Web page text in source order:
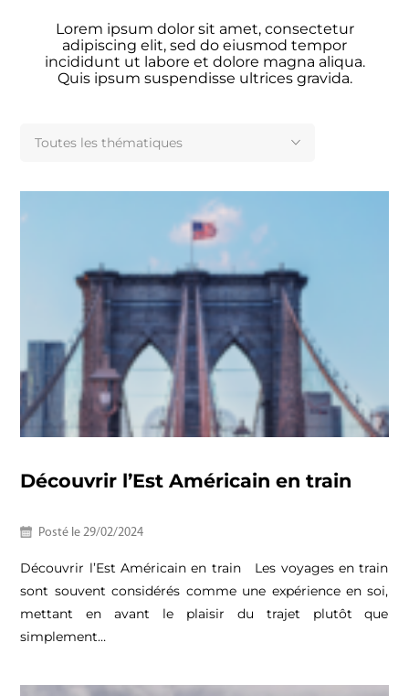
Lorem ipsum dolor sit amet, consectetur
adipiscing elit, sed do eiusmod tempor
incididunt ut labore et dolore magna aliqua.
Quis ipsum suspendisse ultrices gravida.
Toutes les thématiques
Découvrir l’Est Américain en train
Posté le29/02/2024
Découvrir l’Est Américain en train Les voyages en train
sont souvent considérés comme une expérience en soi,
mettant en avant le plaisir du trajet plutôt que
simplement…